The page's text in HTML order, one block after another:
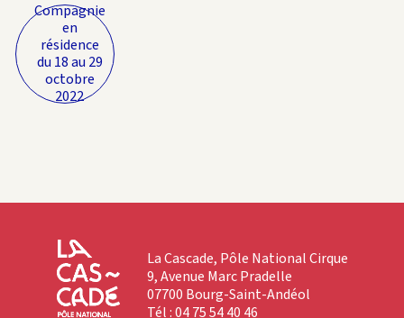
Compagnie
en
résidence
du 18 au 29
octobre
2022
La Cascade, Pôle National Cirque
9, Avenue Marc Pradelle
07700 Bourg-Saint-Andéol
Tél : 04 75 54 40 46